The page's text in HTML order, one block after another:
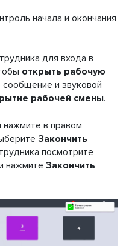
начала и окончания
для входа в
открыть рабочую
и звуковой
рабочей смены.
нажмите в правом
Закончить
посмотрите
нажмите Закончить